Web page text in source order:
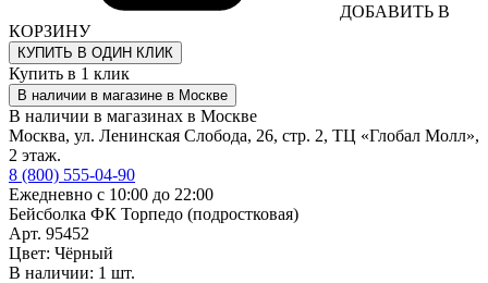
ДОБАВИТЬ В
КОРЗИНУ
КУПИТЬ В ОДИН КЛИК
Купить в 1 клик
В наличии в магазине в Москве
В наличии в магазинах в Москве
Москва, ул. Ленинская Слобода, 26, стр. 2, ТЦ «Глобал Молл»,
2 этаж.
8 (800) 555-04-90
Ежедневно с 10:00 до 22:00
Бейсболка ФК Торпедо (подростковая)
Арт. 95452
Цвет: Чёрный
В наличии: 1 шт.